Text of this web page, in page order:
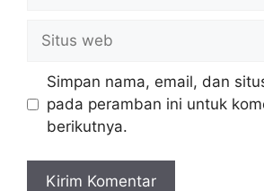
web
Simpan nama, email, dan
pada peramban ini untuk
berikutnya.